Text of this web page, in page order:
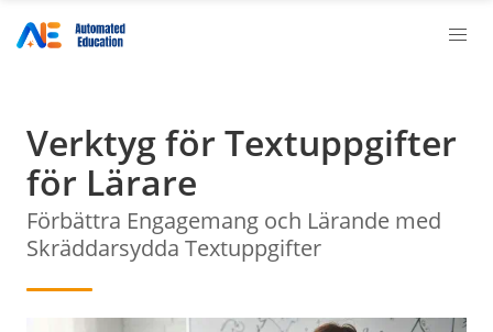
Verktyg för Textuppgifter
för Lärare
Förbättra Engagemang och Lärande med
Skräddarsydda Textuppgifter